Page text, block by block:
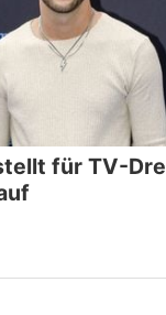
für TV-